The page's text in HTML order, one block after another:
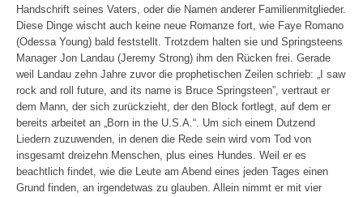
Handschrift seines Vaters, oder die Namen anderer Familienmitglieder.
Diese Dinge wischt auch keine neue Romanze fort, wie Faye Romano
(Odessa Young) bald feststellt. Trotzdem halten sie und Springsteens
Manager Jon Landau (Jeremy Strong) ihm den Rücken frei. Gerade
weil Landau zehn Jahre zuvor die prophetischen Zeilen schrieb: „I saw
rock and roll future, and its name is Bruce Springsteen”, vertraut er
dem Mann, der sich zurückzieht, der den Block fortlegt, auf dem er
bereits arbeitet an „Born in the U.S.A.“. Um sich einem Dutzend
Liedern zuzuwenden, in denen die Rede sein wird vom Tod von
insgesamt dreizehn Menschen, plus eines Hundes. Weil er es
beachtlich findet, wie die Leute am Abend eines jeden Tages einen
Grund finden, an irgendetwas zu glauben. Allein nimmt er mit vier